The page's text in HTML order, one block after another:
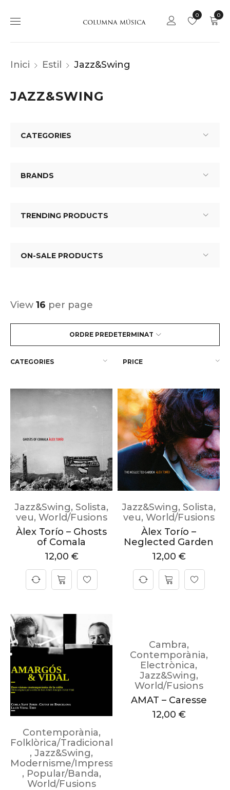
0
0
Inici Estil Jazz&Swing
JAZZ&SWING
CATEGORIES
BRANDS
TRENDING PRODUCTS
ON-SALE PRODUCTS
ORDRE PREDETERMINAT
View 16 per page
CATEGORIES PRICE
Jazz&Swing, Solista,
veu, World/Fusions
Àlex Torío – Ghosts
of Comala
12,00 €
Jazz&Swing, Solista,
veu, World/Fusions
Àlex Torío –
Neglected Garden
12,00 €
Contemporània,
Folklòrica/Tradicional
, Jazz&Swing,
Modernisme/Impressionisme
, Popular/Banda,
World/Fusions
Cambra,
Contemporània,
Electrònica,
Jazz&Swing,
World/Fusions
AMAT – Caresse
12,00 €